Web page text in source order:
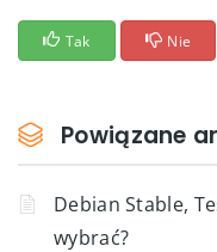
Tak Nie
Powiązane
Debian Stable,
wybrać?